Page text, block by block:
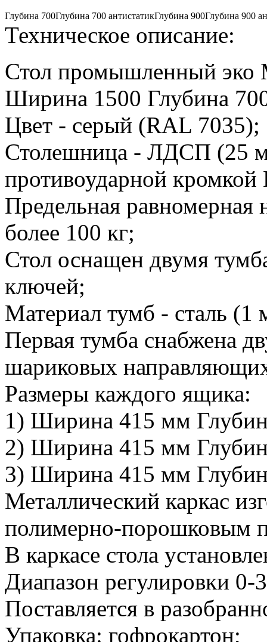
Глубина 700Глубина 700 антистатикГлубина 900Глубина 900
Техническое описание:
Стол промышленный
Ширина 1500 Глубина
Цвет - серый (RAL 7035);
Столешница - ЛДСП (25
противоударной
Предельная равномерная
более 100 кг;
Стол оснащен двумя
ключей;
Материал тумб - сталь (1
Первая тумба снабжена
шариковых
Размеры каждого ящика:
1) Ширина 415 мм
2) Ширина 415 мм
3) Ширина 415 мм
Металлический каркас
полимерно-порошковым
В каркасе стола
Диапазон регулировки
Поставляется в
Упаковка: гофрокартон;